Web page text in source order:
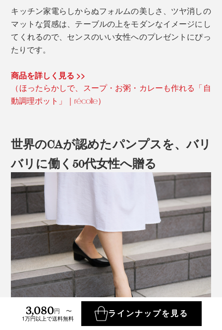
キッチン家電らしからぬフォルムの美しさ、ツヤ消しの
マットな質感は、テーブルの上をモダンなイメージにし
てくれるので、センスのいい女性へのプレゼントにぴっ
たりです。
商品を詳しく見る >>
（ほったらかしで、スープ・お粥・カレーも作れる「自
動調理ポット」｜récolte）
世界のCAが認めたパンプスを、バリ
バリに働く50代女性へ贈る
3,080円 〜
1万円以上で送料無料
ラインナップを見る